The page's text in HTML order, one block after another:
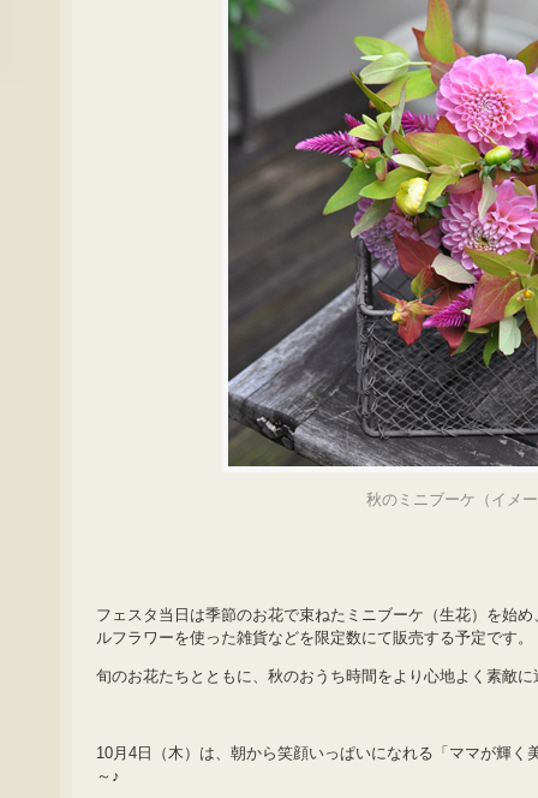
秋のミニブーケ（イメ
フェスタ当日は季節のお花で束ねたミニブーケ（生花）を始
ルフラワーを使った雑貨などを限定数にて販売する予定です。
旬のお花たちとともに、秋のおうち時間をより心地よく素敵
10月4日（木）は、朝から笑顔いっぱいになれる「ママが輝
～♪